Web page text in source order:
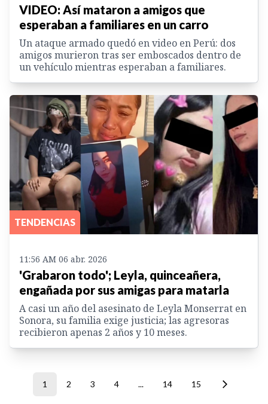
VIDEO: Así mataron a amigos que
esperaban a familiares en un carro
Un ataque armado quedó en video en Perú: dos
amigos murieron tras ser emboscados dentro de
un vehículo mientras esperaban a familiares.
TENDENCIAS
11:56 AM 06 abr. 2026
'Grabaron todo'; Leyla, quinceañera,
engañada por sus amigas para matarla
A casi un año del asesinato de Leyla Monserrat en
Sonora, su familia exige justicia; las agresoras
recibieron apenas 2 años y 10 meses.
1 2 3 4 ... 14 15